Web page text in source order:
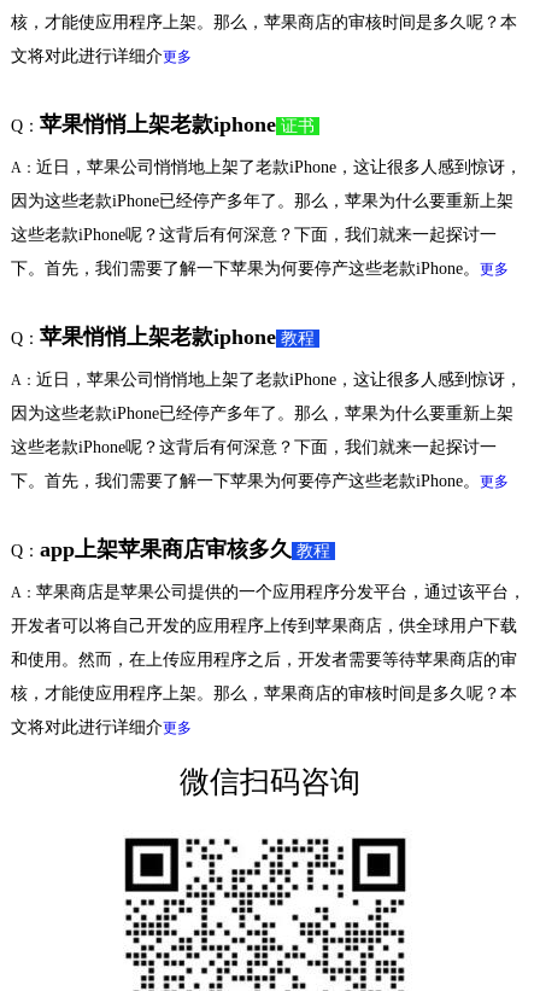
核，才能使应用程序上架。那么，苹果商店的审核时间是多久呢？本
文将对此进行详细介更多
Q： 苹果悄悄上架老款iphone 证书
A： 近日，苹果公司悄悄地上架了老款iPhone，这让很多人感到惊讶，
因为这些老款iPhone已经停产多年了。那么，苹果为什么要重新上架
这些老款iPhone呢？这背后有何深意？下面，我们就来一起探讨一
下。首先，我们需要了解一下苹果为何要停产这些老款iPhone。 更多
Q： 苹果悄悄上架老款iphone 教程
A： 近日，苹果公司悄悄地上架了老款iPhone，这让很多人感到惊讶，
因为这些老款iPhone已经停产多年了。那么，苹果为什么要重新上架
这些老款iPhone呢？这背后有何深意？下面，我们就来一起探讨一
下。首先，我们需要了解一下苹果为何要停产这些老款iPhone。 更多
Q： app上架苹果商店审核多久 教程
A： 苹果商店是苹果公司提供的一个应用程序分发平台，通过该平台，
开发者可以将自己开发的应用程序上传到苹果商店，供全球用户下载
和使用。然而，在上传应用程序之后，开发者需要等待苹果商店的审
核，才能使应用程序上架。那么，苹果商店的审核时间是多久呢？本
文将对此进行详细介更多
微信扫码咨询